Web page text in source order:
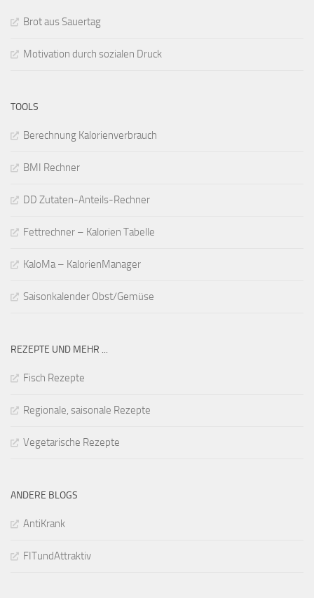
Brot aus Sauertag
Motivation durch sozialen Druck
TOOLS
Berechnung Kalorienverbrauch
BMI Rechner
DD Zutaten-Anteils-Rechner
Fettrechner – Kalorien Tabelle
KaloMa – KalorienManager
Saisonkalender Obst/Gemüse
REZEPTE UND MEHR ...
Fisch Rezepte
Regionale, saisonale Rezepte
Vegetarische Rezepte
ANDERE BLOGS
AntiKrank
FITundAttraktiv